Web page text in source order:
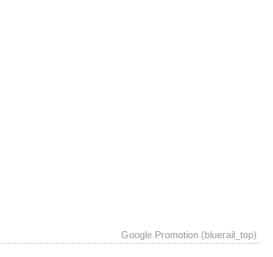
Google Promotion (bluerail_top)